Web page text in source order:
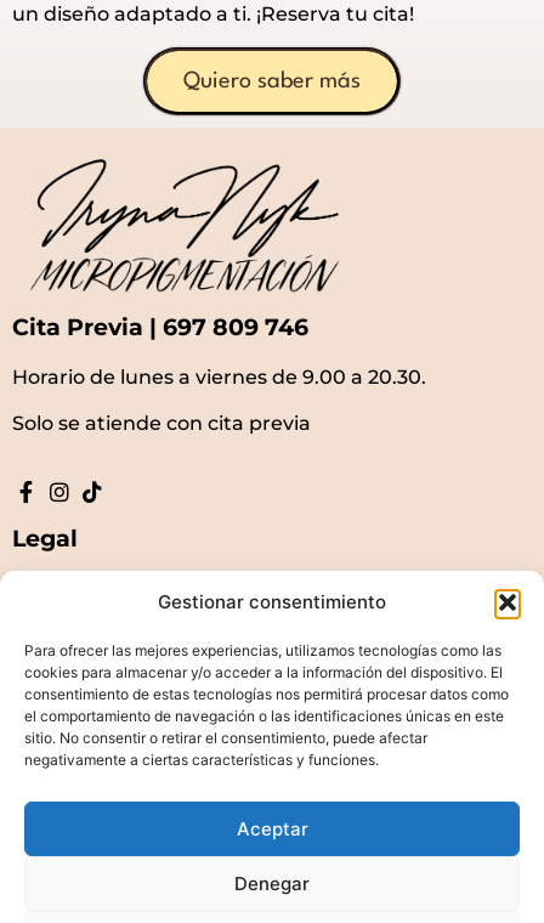
Gestionar consentimiento
Para ofrecer las mejores experiencias, utilizamos tecnologías como las
cookies para almacenar y/o acceder a la información del dispositivo. El
consentimiento de estas tecnologías nos permitirá procesar datos como
el comportamiento de navegación o las identificaciones únicas en este
sitio. No consentir o retirar el consentimiento, puede afectar
negativamente a ciertas características y funciones.
Aceptar
Denegar
un diseño adaptado a ti. ¡Reserva tu cita!
Quiero saber más
Cita Previa | 697 809 746
Horario de lunes a viernes de 9.00 a 20.30.
Solo se atiende con cita previa
Legal
Política de Privacidad
Iryna Nykolyshyn © 2025 | Haz Marca Marketing Digital